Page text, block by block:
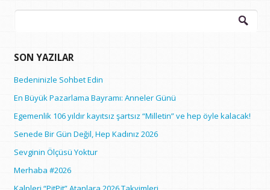
Arama:
SON YAZILAR
Bedeninizle Sohbet Edin
En Büyük Pazarlama Bayramı: Anneler Günü
Egemenlik 106 yıldır kayıtsız şartsız “Milletin” ve hep öyle kalacak!
Senede Bir Gün Değil, Hep Kadınız 2026
Sevginin Ölçüsü Yoktur
Merhaba #2026